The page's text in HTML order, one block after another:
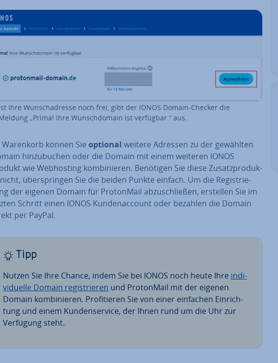
Ihre Wunsch­adres­se noch frei, gibt der IONOS Domain-Checker die
„Prima! Ihre Wunsch­do­main ist verfügbar.“ aus.
Warenkorb können Sie optional weitere Adressen zu der gewählten
hin­zu­bu­chen oder die Domain mit einem weiteren IONOS
wie Web­hos­ting kom­bi­nie­ren. Benötigen Sie diese Zu­satz­pro­duk­
über­sprin­gen Sie die beiden Punkte einfach. Um die Re­gis­trie­
der eigenen Domain für Pro­ton­Mail ab­zu­schlie­ßen, erstellen Sie im
Schritt einen IONOS Kun­den­ac­count oder bezahlen die Domain
per PayPal.
Tipp
Nutzen Sie Ihre Chance, indem Sie bei IONOS noch heute Ihre in­di­
vi­du­el­le Domain re­gis­trie­ren und Pro­ton­Mail mit der eigenen
Domain kom­bi­nie­ren. Pro­fi­tie­ren Sie von einer einfachen Ein­rich­
tung und einem Kun­den­ser­vice, der Ihnen rund um die Uhr zur
Verfügung steht.